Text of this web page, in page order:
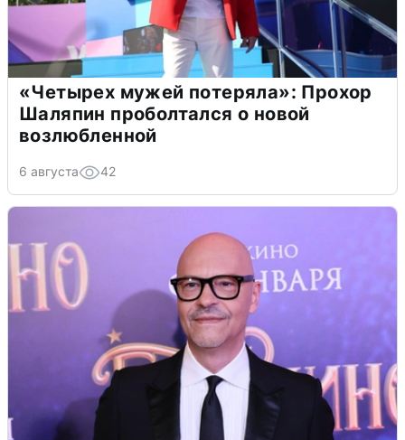
«Четырех мужей потеряла»: Прохор
Шаляпин проболтался о новой
возлюбленной
6 августа 42